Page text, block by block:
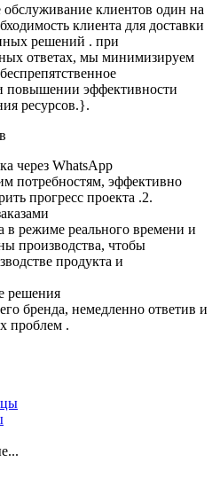
клиентов один на
клиента для доставки
решений . при
ответах, мы минимизируем
повышении эффективности
ресурсов.}.
через WhatsApp
потребностям, эффективно
прогресс проекта .2.
в режиме реального времени и
производства, чтобы
продукта и
решения
бренда, немедленно ответив и
проблем .